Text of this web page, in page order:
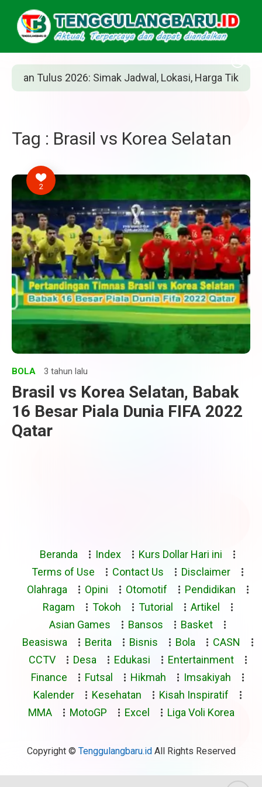
Tulus 2026: Simak Jadwal, Lokasi, Harga Tiket, dan
Tag : Brasil vs Korea Selatan
2
BOLA 3 tahun lalu
Brasil vs Korea Selatan, Babak
16 Besar Piala Dunia FIFA 2022
Qatar
Beranda Index
Kurs Dollar Hari ini
Terms of Use
Contact Us
Disclaimer
Olahraga
Opini Otomotif
Pendidikan
Ragam
Tokoh Tutorial
Artikel
Asian Games
Bansos
Basket
Beasiswa
Berita Bisnis Bola
CASN
CCTV
Desa Edukasi
Entertainment
Finance
Futsal Hikmah
Imsakiyah
Kalender
Kesehatan
Kisah Inspiratif
MMA
MotoGP Excel Liga Voli Korea
Copyright © Tenggulangbaru.idAll Rights Reserved